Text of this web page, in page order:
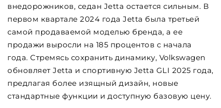
внедорожников, седан Jetta остается сильным. В
первом квартале 2024 года Jetta была третьей
самой продаваемой моделью бренда, а ее
продажи выросли на 185 процентов с начала
года. Стремясь сохранить динамику, Volkswagen
обновляет Jetta и спортивную Jetta GLI 2025 года,
предлагая более изящный дизайн, новые
стандартные функции и доступную базовую цену.